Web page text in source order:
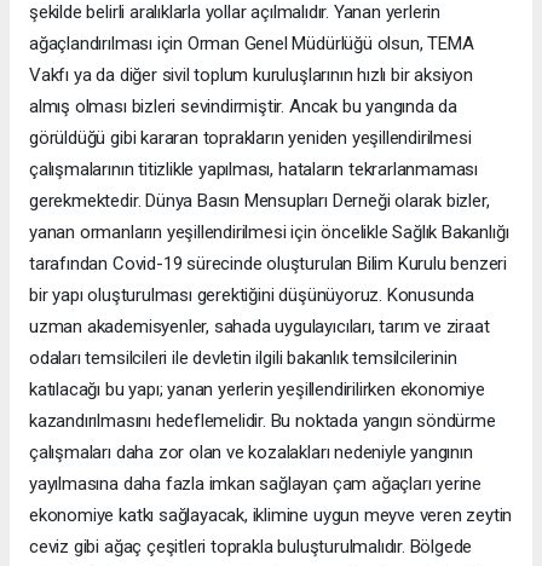
şekilde belirli aralıklarla yollar açılmalıdır. Yanan yerlerin
ağaçlandırılması için Orman Genel Müdürlüğü olsun, TEMA
Vakfı ya da diğer sivil toplum kuruluşlarının hızlı bir aksiyon
almış olması bizleri sevindirmiştir. Ancak bu yangında da
görüldüğü gibi kararan toprakların yeniden yeşillendirilmesi
çalışmalarının titizlikle yapılması, hataların tekrarlanmaması
gerekmektedir. Dünya Basın Mensupları Derneği olarak bizler,
yanan ormanların yeşillendirilmesi için öncelikle Sağlık Bakanlığı
tarafından Covid-19 sürecinde oluşturulan Bilim Kurulu benzeri
bir yapı oluşturulması gerektiğini düşünüyoruz. Konusunda
uzman akademisyenler, sahada uygulayıcıları, tarım ve ziraat
odaları temsilcileri ile devletin ilgili bakanlık temsilcilerinin
katılacağı bu yapı; yanan yerlerin yeşillendirilirken ekonomiye
kazandırılmasını hedeflemelidir. Bu noktada yangın söndürme
çalışmaları daha zor olan ve kozalakları nedeniyle yangının
yayılmasına daha fazla imkan sağlayan çam ağaçları yerine
ekonomiye katkı sağlayacak, iklimine uygun meyve veren zeytin
ceviz gibi ağaç çeşitleri toprakla buluşturulmalıdır. Bölgede